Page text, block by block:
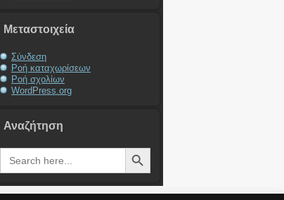
Μεταστοιχεία
Σύνδεση
Ροή καταχωρίσεων
Ροή σχολίων
WordPress.org
Αναζήτηση
Search
for:
Search Button